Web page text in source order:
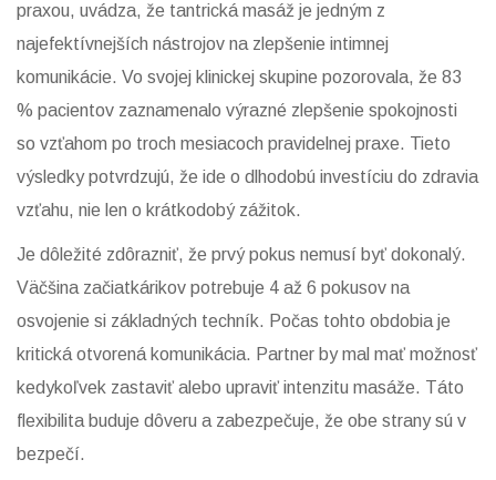
praxou, uvádza, že tantrická masáž je jedným z
najefektívnejších nástrojov na zlepšenie intimnej
komunikácie. Vo svojej klinickej skupine pozorovala, že 83
% pacientov zaznamenalo výrazné zlepšenie spokojnosti
so vzťahom po troch mesiacoch pravidelnej praxe. Tieto
výsledky potvrdzujú, že ide o dlhodobú investíciu do zdravia
vzťahu, nie len o krátkodobý zážitok.
Je dôležité zdôrazniť, že prvý pokus nemusí byť dokonalý.
Väčšina začiatkárikov potrebuje 4 až 6 pokusov na
osvojenie si základných techník. Počas tohto obdobia je
kritická otvorená komunikácia. Partner by mal mať možnosť
kedykoľvek zastaviť alebo upraviť intenzitu masáže. Táto
flexibilita buduje dôveru a zabezpečuje, že obe strany sú v
bezpečí.